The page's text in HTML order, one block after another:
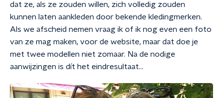
dat ze, als ze zouden willen, zich volledig zouden
kunnen laten aankleden door bekende kledingmerken.
Als we afscheid nemen vraag ik of ik nog even een foto
van ze mag maken, voor de website, maar dat doe je
met twee modellen niet zomaar. Na de nodige
aanwijzingen is dít het eindresultaat…